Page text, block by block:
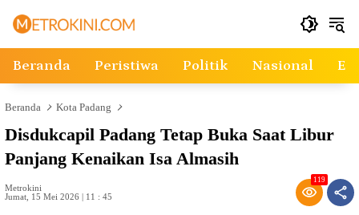
Beranda Peristiwa Politik Nasional
Beranda Kota Padang
Disdukcapil Padang Tetap Buka Saat Libur
Panjang Kenaikan Isa Almasih
Metrokini
Jumat, 15 Mei 2026 | 11 : 45
119